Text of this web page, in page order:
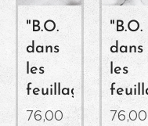
"B.O.
dans
les
feuillages"
76,00
"B.O.
dans
les
76,00